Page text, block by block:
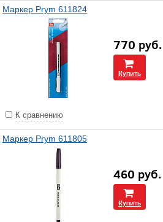
Маркер Prym 611824
770 руб.
Купить
К сравнению
Маркер Prym 611805
460 руб.
Купить